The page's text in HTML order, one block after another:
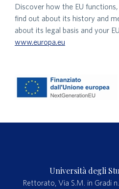
Discover how the EU
find out about its history and
about its legal basis and your
www.europa.eu
Università degli
Rettorato, Via S.M. in Gradi